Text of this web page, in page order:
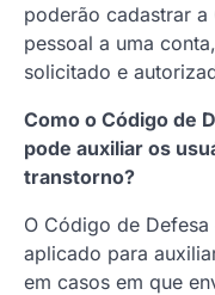
poderão cadastrar
pessoal a uma
solicitado e
Como o Código de
pode auxiliar os
transtorno?
O Código de
aplicado para
em casos em que